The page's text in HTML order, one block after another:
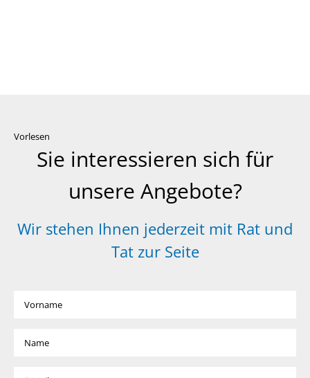
Vorlesen
Sie interessieren sich für
unsere Angebote?
Wir stehen Ihnen jederzeit mit Rat und
Tat zur Seite